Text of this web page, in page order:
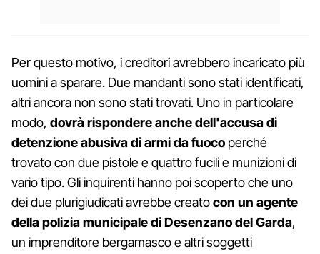
Per questo motivo, i creditori avrebbero incaricato più
uomini a sparare. Due mandanti sono stati identificati,
altri ancora non sono stati trovati. Uno in particolare
modo, dovrà rispondere anche dell'accusa di
detenzione abusiva di armi da fuoco perché
trovato con due pistole e quattro fucili e munizioni di
vario tipo. Gli inquirenti hanno poi scoperto che uno
dei due plurigiudicati avrebbe creatocon un agente
della polizia municipale di Desenzano del Garda,
un imprenditore bergamasco e altri soggetti